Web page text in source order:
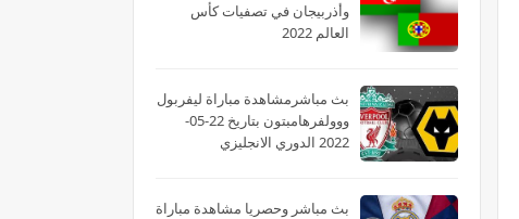
وأذربيجان في تصفيات كأس
العالم 2022
بث مباشرمشاهدة مباراة ليفربول
ووولفرهامبتون بتاريخ 22-05-
2022 الدوري الانجليزي
بث مباشر وحصريا مشاهدة مباراة